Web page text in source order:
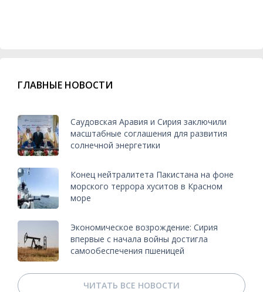
ГЛАВНЫЕ НОВОСТИ
Саудовская Аравия и Сирия заключили
масштабные соглашения для развития
солнечной энергетики
Конец нейтралитета Пакистана на фоне
морского террора хуситов в Красном
море
Экономическое возрождение: Сирия
впервые с начала войны достигла
самообеспечения пшеницей
ЧИТАТЬ ВСЕ НОВОСТИ